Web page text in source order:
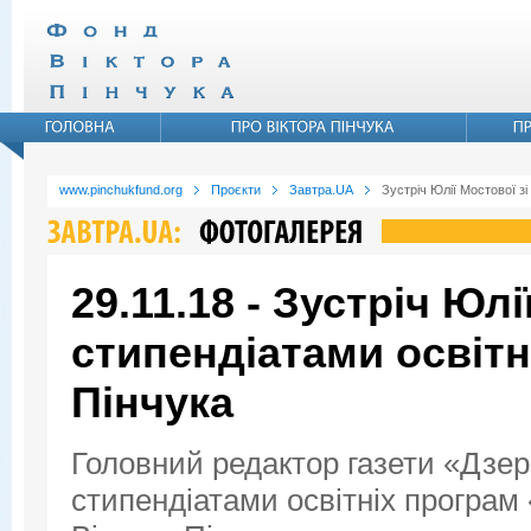
www.pinchukfund.org Проєкти Завтра.UA Зустрiч Юлiї Мостової зi
29.11.18 - Зустрiч
стипендіатами
Пінчука
Головний редактор газети
стипендіатами освітніх